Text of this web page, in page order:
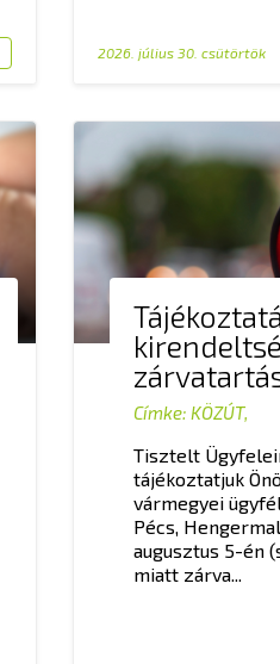
2026. július 30. csütörtök
Címke: KÖZÚT,
Tisztelt
tájékoztatjuk
vármegyei
Pécs,
augusztus 5-én
miatt zárva...